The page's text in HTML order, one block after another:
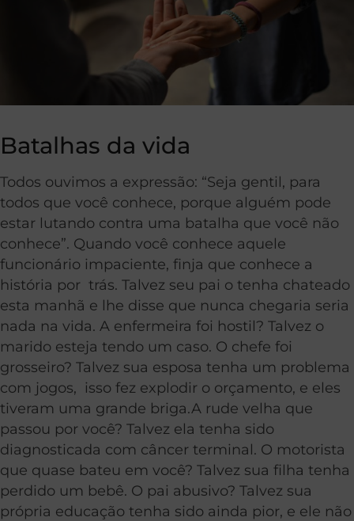
Batalhas da vida
Todos ouvimos a expressão: “Seja gentil, para
todos que você conhece, porque alguém pode
estar lutando contra uma batalha que você não
conhece”. Quando você conhece aquele
funcionário impaciente, finja que conhece a
história por trás. Talvez seu pai o tenha chateado
esta manhã e lhe disse que nunca chegaria seria
nada na vida. A enfermeira foi hostil? Talvez o
marido esteja tendo um caso. O chefe foi
grosseiro? Talvez sua esposa tenha um problema
com jogos, isso fez explodir o orçamento, e eles
tiveram uma grande briga.A rude velha que
passou por você? Talvez ela tenha sido
diagnosticada com câncer terminal. O motorista
que quase bateu em você? Talvez sua filha tenha
perdido um bebê. O pai abusivo? Talvez sua
própria educação tenha sido ainda pior, e ele não